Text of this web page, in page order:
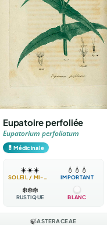
Eupatoire perfoliée
Eupatorium perfoliatum
💊Médicinale
☀️☀️☀️
SOLEIL / MI-OMBRE
💧 💧 💧
IMPORTANT
❄️❄️❄️
RUSTIQUE BLANC
🍃ASTERACEAE